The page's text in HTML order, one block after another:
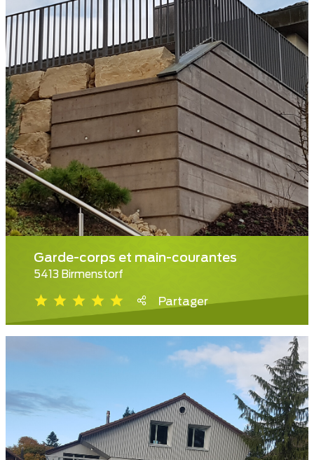
Garde-corps et main-courantes
5413 Birmenstorf
Partager